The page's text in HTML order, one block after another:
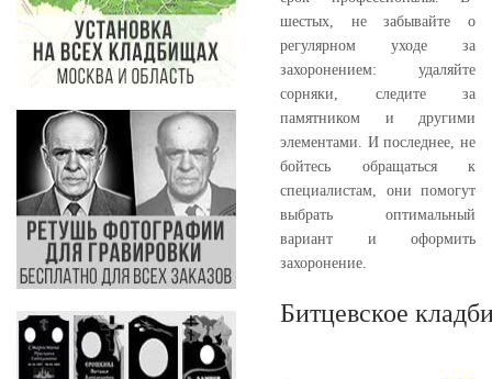
шестых, не забывайте о
регулярном уходе за
захоронением: удаляйте
сорняки, следите за
памятником и другими
элементами. И последнее, не
бойтесь обращаться к
специалистам, они помогут
выбрать оптимальный
вариант и оформить
захоронение.
Битцевское